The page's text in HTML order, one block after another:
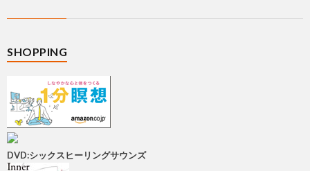
SHOPPING
DVD:シックスヒーリングサウンズ